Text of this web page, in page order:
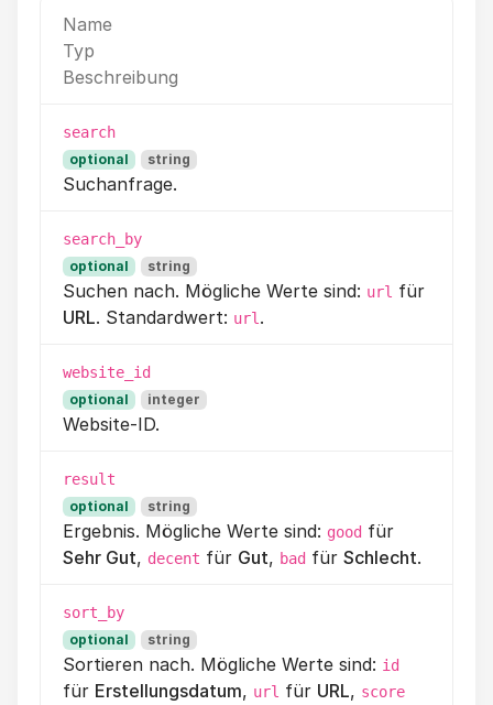
Name
Typ
Beschreibung
search
optional string
Suchanfrage.
search_by
optional string
Suchen nach. Mögliche Werte sind: url für
URL. Standardwert: url .
website_id
optional integer
Website-ID.
result
optional string
Ergebnis. Mögliche Werte sind: good für
Sehr Gut, decent für Gut, bad für Schlecht.
sort_by
optional string
Sortieren nach. Mögliche Werte sind: id
für Erstellungsdatum, url für URL, score